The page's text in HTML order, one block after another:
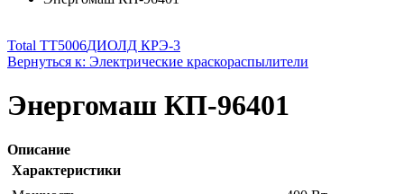
Total TT5006ДИОЛД КРЭ-3
Вернуться к: Электрические краскораспылители
Энергомаш КП-96401
Описание
Характеристики